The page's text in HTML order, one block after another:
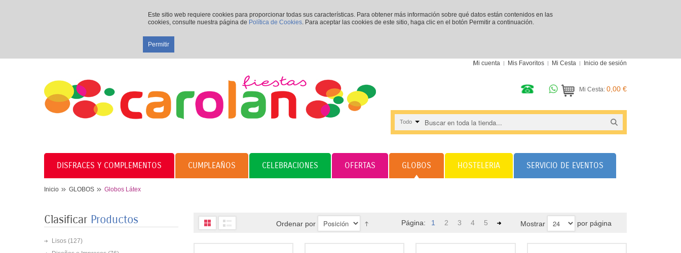
Este sitio web requiere cookies para proporcionar todas sus características. Para obtener más información sobre qué datos están contenidos en las
cookies, consulte nuestra página de Política de Cookies. Para aceptar las cookies de este sitio, haga clic en el botón Permitir a continuación.
Permitir
Mi cuenta Mis Favoritos Mi Cesta Inicio de sesión
Mi Cesta: 0,00 €
Todo
DISFRACES Y COMPLEMENTOS CUMPLEAÑOS CELEBRACIONES OFERTAS GLOBOS HOSTELERIA SERVICIO DE EVENTOS
Inicio GLOBOS Globos Látex
Clasificar Productos
Lisos (127)
Ordenar por Página: 1 2 3 4 5 Mostrar por página